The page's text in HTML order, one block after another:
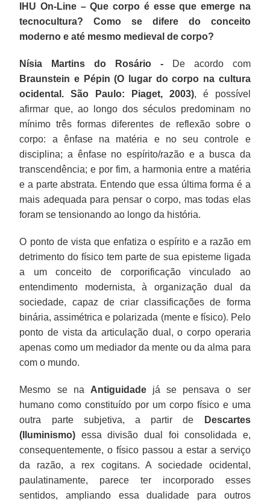
IHU On-Line – Que corpo é esse que emerge na
tecnocultura? Como se difere do conceito
moderno e até mesmo medieval de corpo?
Nísia Martins do Rosário -De acordo com
Braunstein e Pépin (O lugar do corpo na cultura
ocidental. São Paulo: Piaget, 2003), é possível
afirmar que, ao longo dos séculos predominam no
mínimo três formas diferentes de reflexão sobre o
corpo: a ênfase na matéria e no seu controle e
disciplina; a ênfase no espírito/razão e a busca da
transcendência; e por fim, a harmonia entre a matéria
e a parte abstrata. Entendo que essa última forma é a
mais adequada para pensar o corpo, mas todas elas
foram se tensionando ao longo da história.
O ponto de vista que enfatiza o espírito e a razão em
detrimento do físico tem parte de sua episteme ligada
a um conceito de corporificação vinculado ao
entendimento modernista, à organização dual da
sociedade, capaz de criar classificações de forma
binária, assimétrica e polarizada (mente e físico). Pelo
ponto de vista da articulação dual, o corpo operaria
apenas como um mediador da mente ou da alma para
com o mundo.
Mesmo se na Antiguidadejá se pensava o ser
humano como constituído por um corpo físico e uma
outra parte subjetiva, a partir de
Descartes
(Iluminismo) essa divisão dual foi consolidada e,
consequentemente, o físico passou a estar a serviço
da razão, a rex cogitans. A sociedade ocidental,
paulatinamente, parece ter incorporado esses
sentidos, ampliando essa dualidade para outros